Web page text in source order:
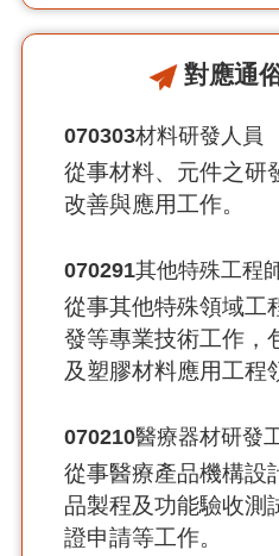
對應通
070303材料研發人員
從事材料、元件之研
改善與應用工作。
070291其他特殊工程
從事其他特殊領域工
發等專業技術工作，
及塑膠材料應用工程
070210醫療器材研發
從事醫療產品機構設
品製程及功能驗收測
證申請等工作。